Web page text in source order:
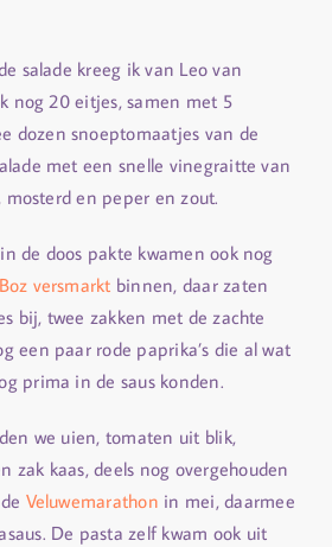
salade kreeg ik van Leo van
nog 20 eitjes, samen met 5
dozen snoeptomaatjes van de
met een snelle vinegraitte van
mosterd en peper en zout.
de doos pakte kwamen ook nog
Boz versmarkt binnen, daar zaten
bij, twee zakken met de zachte
een paar rode paprika’s die al wat
prima in de saus konden.
we uien, tomaten uit blik,
zak kaas, deels nog overgehouden
Veluwemarathon in mei, daarmee
De pasta zelf kwam ook uit